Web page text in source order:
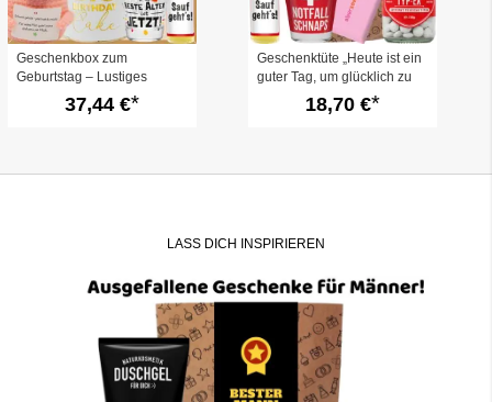
Geschenkbox zum
Geburtstag – Lustiges
Geburstagsgeschenk
„Happy Birthday to you!“ (Set
37,44 €
Geschenktüte „Heute ist ein
guter Tag, um glücklich zu
sein!“ (Set 9)18,70 €
LASS DICH INSPIRIEREN